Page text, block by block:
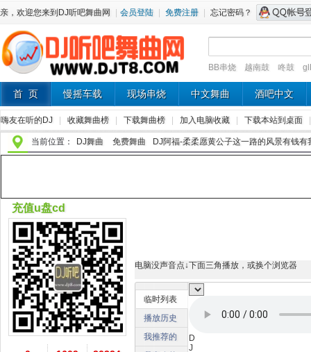
亲，欢迎您来到DJ听吧舞曲网 会员登陆 免费注册 忘记密码？
BB串烧 越南鼓 咚鼓
首 页 慢摇车载 现场串烧 中文舞曲 酒吧中文
嗨友在听的DJ 收藏舞曲榜 下载舞曲榜 加入电脑收藏 下载本站到桌面
当前位置： DJ舞曲 免费舞曲 DJ阿福-柔柔愿黄公子这一路的风景有钱
电脑没声音点↓下面三角播放，或换个浏览器
临时列表
播放历史
我推荐的
D
J
充值u盘cd